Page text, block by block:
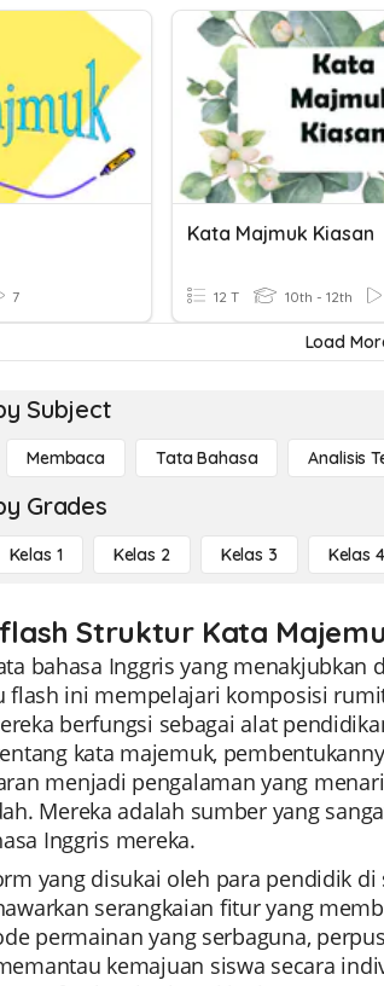
7
Kata Majmuk Kiasan
12 T 10th - 12th
Load
Subject
Membaca Tata Bahasa Analisis
Grades
Kelas 1 Kelas 2 Kelas 3 Kelas 4
Struktur Kata
bahasa Inggris yang
flash ini mempelajari komposisi
berfungsi sebagai alat
kata majemuk,
menjadi pengalaman yang
Mereka adalah sumber yang
Inggris mereka.
yang disukai oleh para pendidik
serangkaian fitur yang
permainan yang serbaguna,
kemajuan siswa secara